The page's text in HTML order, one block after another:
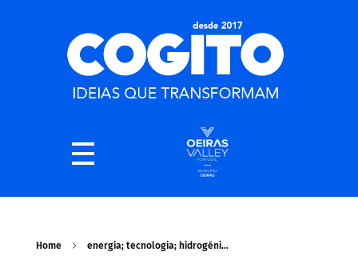
Home energia; tecnologia; hidrogéni...